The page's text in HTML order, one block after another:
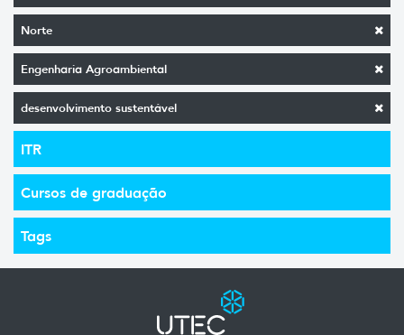
Norte
Engenharia Agroambiental
desenvolvimento sustentável
ITR
Cursos de graduação
Tags